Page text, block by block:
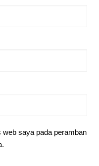
saya pada peramban